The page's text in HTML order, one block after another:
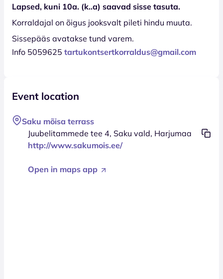
Lapsed, kuni 10a. (k..a) saavad sisse tasuta.
Korraldajal on õigus jooksvalt pileti hindu muuta.
Sissepääs avatakse tund varem.
Info 5059625 tartukontsertkorraldus@gmail.com
Event location
Saku mõisa terrass
Juubelitammede tee 4, Saku vald, Harjumaa
http://www.sakumois.ee/
Open in maps app